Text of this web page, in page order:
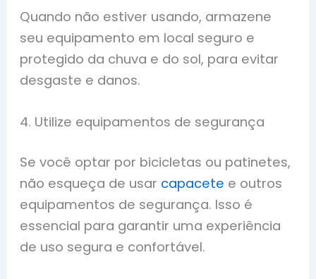
Quando não estiver usando, armazene
seu equipamento em local seguro e
protegido da chuva e do sol, para evitar
desgaste e danos.
4. Utilize equipamentos de segurança
Se você optar por bicicletas ou patinetes,
não esqueça de usar capacete e outros
equipamentos de segurança. Isso é
essencial para garantir uma experiência
de uso segura e confortável.